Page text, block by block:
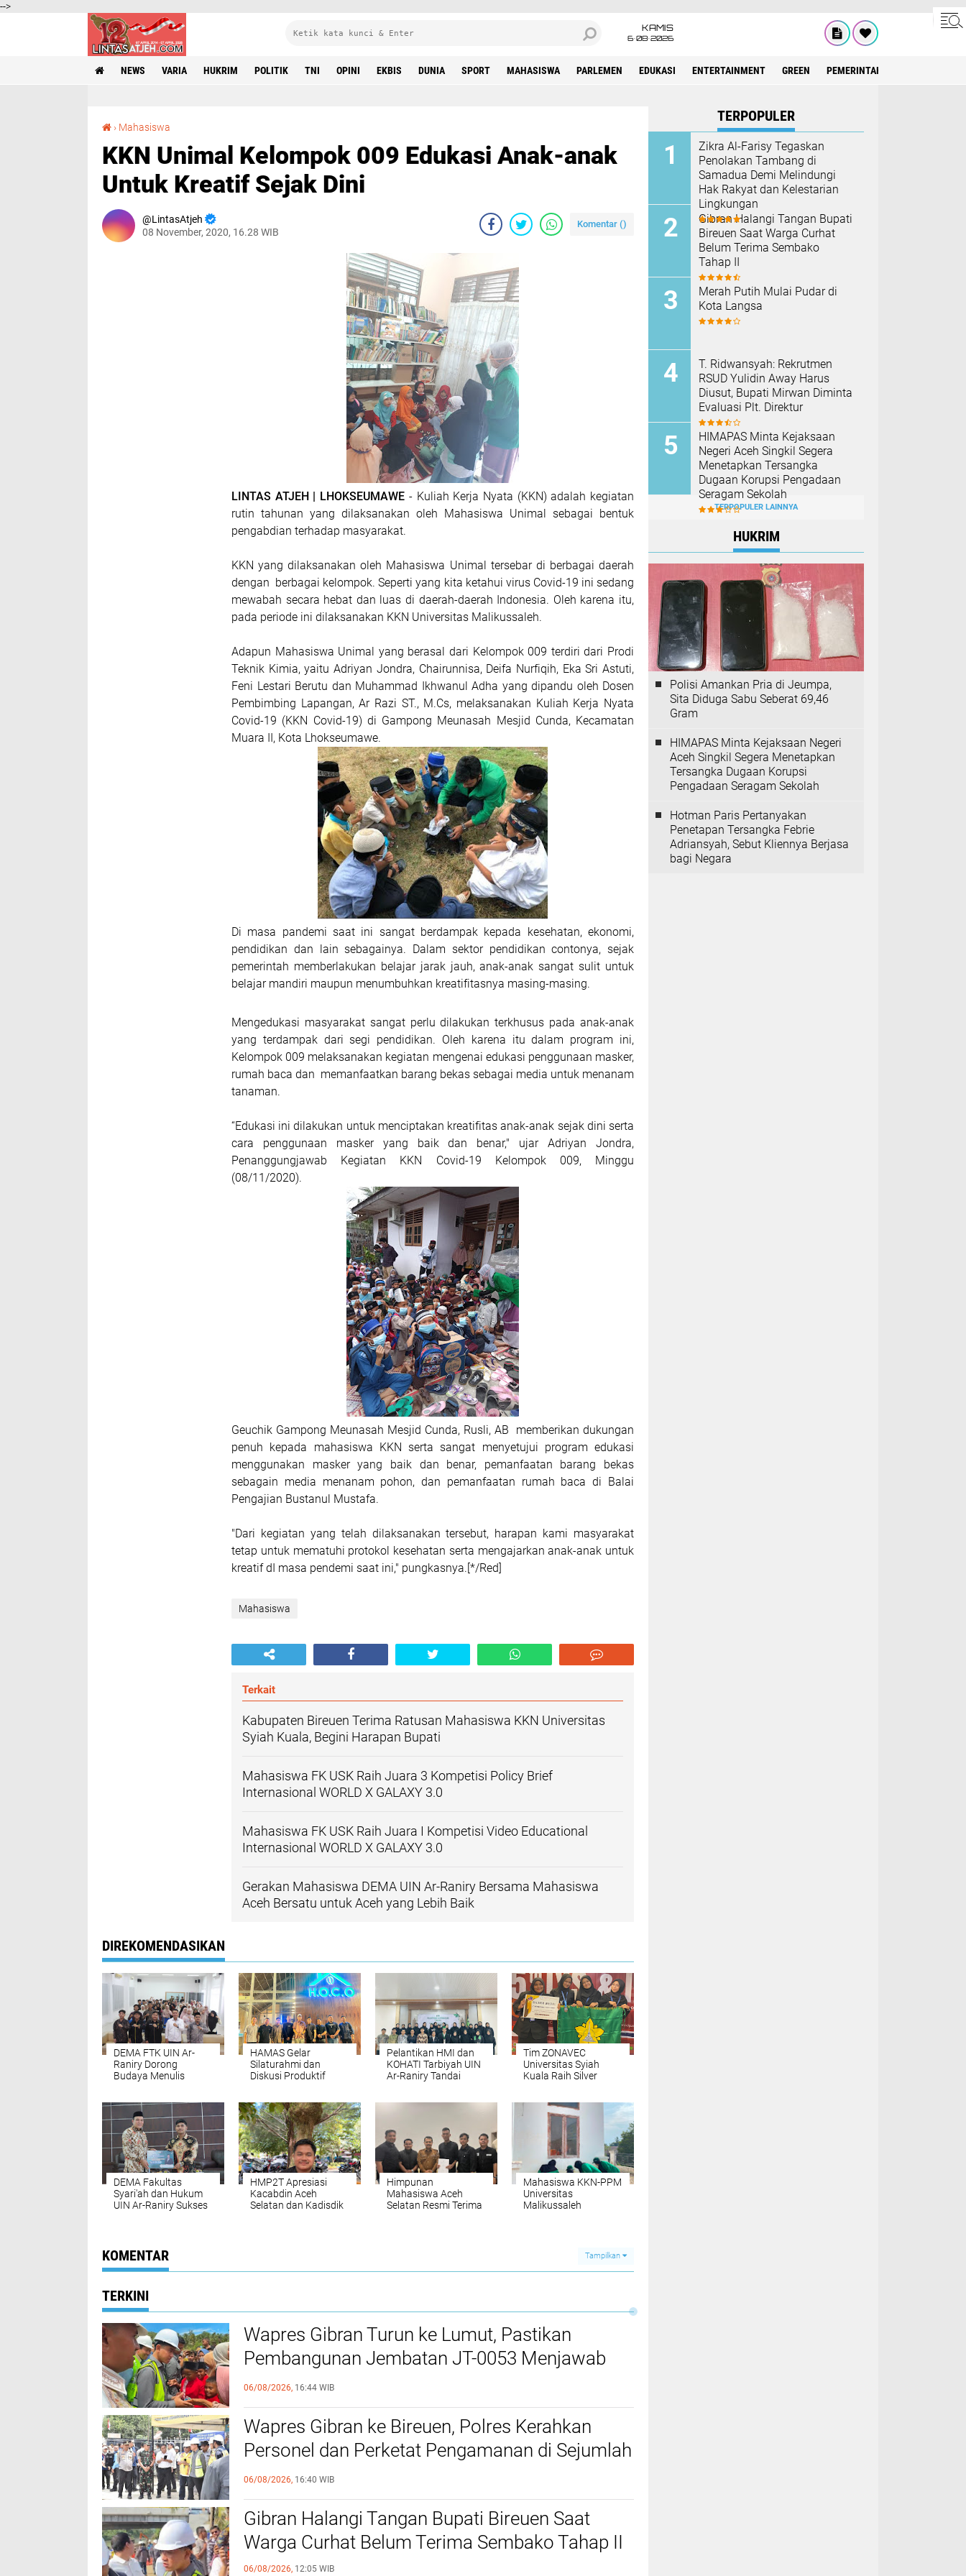
-->
KAMIS
6•08•2026
NEWS VARIA HUKRIM POLITIK TNI OPINI EKBIS DUNIA SPORT MAHASISWA PARLEMEN EDUKASI ENTERTAINMENT GREEN PEMERINTAH ACEH
› Mahasiswa
KKN Unimal Kelompok 009 Edukasi Anak-anak
Untuk Kreatif Sejak Dini
LintasAtjeh
08 November, 2020, 16.28 WIB
Komentar ()
LINTAS ATJEH | LHOKSEUMAWE - Kuliah Kerja Nyata (KKN) adalah kegiatan
rutin tahunan yang dilaksanakan oleh Mahasiswa Unimal sebagai bentuk
pengabdian terhadap masyarakat.
KKN yang dilaksanakan oleh Mahasiswa Unimal tersebar di berbagai daerah
dengan berbagai kelompok. Seperti yang kita ketahui virus Covid-19 ini sedang
mewabah secara hebat dan luas di daerah-daerah Indonesia. Oleh karena itu,
pada periode ini dilaksanakan KKN Universitas Malikussaleh.
Adapun Mahasiswa Unimal yang berasal dari Kelompok 009 terdiri dari Prodi
Teknik Kimia, yaitu Adriyan Jondra, Chairunnisa, Deifa Nurfiqih, Eka Sri Astuti,
Feni Lestari Berutu dan Muhammad Ikhwanul Adha yang dipandu oleh Dosen
Pembimbing Lapangan, Ar Razi ST., M.Cs, melaksanakan Kuliah Kerja Nyata
Covid-19 (KKN Covid-19) di Gampong Meunasah Mesjid Cunda, Kecamatan
Muara II, Kota Lhokseumawe.
Di masa pandemi saat ini sangat berdampak kepada kesehatan, ekonomi,
pendidikan dan lain sebagainya. Dalam sektor pendidikan contonya, sejak
pemerintah memberlakukan belajar jarak jauh, anak-anak sangat sulit untuk
belajar mandiri maupun menumbuhkan kreatifitasnya masing-masing.
Mengedukasi masyarakat sangat perlu dilakukan terkhusus pada anak-anak
yang terdampak dari segi pendidikan. Oleh karena itu dalam program ini,
Kelompok 009 melaksanakan kegiatan mengenai edukasi penggunaan masker,
rumah baca dan memanfaatkan barang bekas sebagai media untuk menanam
tanaman.
“Edukasi ini dilakukan untuk menciptakan kreatifitas anak-anak sejak dini serta
cara penggunaan masker yang baik dan benar," ujar Adriyan Jondra,
Penanggungjawab Kegiatan KKN Covid-19 Kelompok 009, Minggu
(08/11/2020).
Geuchik Gampong Meunasah Mesjid Cunda, Rusli, AB memberikan dukungan
penuh kepada mahasiswa KKN serta sangat menyetujui program edukasi
menggunakan masker yang baik dan benar, pemanfaatan barang bekas
sebagain media menanam pohon, dan pemanfaatan rumah baca di Balai
Pengajian Bustanul Mustafa.
"Dari kegiatan yang telah dilaksanakan tersebut, harapan kami masyarakat
tetap untuk mematuhi protokol kesehatan serta mengajarkan anak-anak untuk
kreatif dI masa pendemi saat ini," pungkasnya.[*/Red]
Mahasiswa
Terkait
Kabupaten Bireuen Terima Ratusan Mahasiswa KKN Universitas
Syiah Kuala, Begini Harapan Bupati
Mahasiswa FK USK Raih Juara 3 Kompetisi Policy Brief
Internasional WORLD X GALAXY 3.0
Mahasiswa FK USK Raih Juara I Kompetisi Video Educational
Internasional WORLD X GALAXY 3.0
Gerakan Mahasiswa DEMA UIN Ar-Raniry Bersama Mahasiswa
Aceh Bersatu untuk Aceh yang Lebih Baik
DIREKOMENDASIKAN
DEMA FTK UIN Ar-
Raniry Dorong
Budaya Menulis
HAMAS Gelar
Silaturahmi dan
Diskusi Produktif
Dibahas!
Pelantikan HMI dan
KOHATI Tarbiyah UIN
Ar-Raniry Tandai
Tim ZONAVEC
Universitas Syiah
Kuala Raih Silver
2026 di Malaysia
DEMA Fakultas
Syari'ah dan Hukum
UIN Ar-Raniry Sukses
HMP2T Apresiasi
Kacabdin Aceh
Selatan dan Kadisdik
Himpunan
Mahasiswa Aceh
Selatan Resmi Terima
Mahasiswa KKN-PPM
Universitas
Malikussaleh
Kantor Geuchik
Gampong Seuneubok
Drien
KOMENTAR Tampilkan
TERKINI
Wapres Gibran Turun ke Lumut, Pastikan
Pembangunan Jembatan JT-0053 Menjawab
Kebutuhan Warga
06/08/2026, 16:44 WIB
Wapres Gibran ke Bireuen, Polres Kerahkan
Personel dan Perketat Pengamanan di Sejumlah
Titik
06/08/2026, 16:40 WIB
Gibran Halangi Tangan Bupati Bireuen Saat
Warga Curhat Belum Terima Sembako Tahap II
06/08/2026, 12:05 WIB
TERPOPULER
Zikra Al-Farisy Tegaskan
Penolakan Tambang di
Samadua Demi Melindungi
Hak Rakyat dan Kelestarian
Lingkungan
Gibran Halangi Tangan Bupati
Bireuen Saat Warga Curhat
Belum Terima Sembako
Tahap II
Merah Putih Mulai Pudar di
Kota Langsa
T. Ridwansyah: Rekrutmen
RSUD Yulidin Away Harus
Diusut, Bupati Mirwan Diminta
Evaluasi Plt. Direktur
HIMAPAS Minta Kejaksaan
Negeri Aceh Singkil Segera
Menetapkan Tersangka
Dugaan Korupsi Pengadaan
Seragam Sekolah
TERPOPULER LAINNYA
HUKRIM
Polisi Amankan Pria di Jeumpa,
Sita Diduga Sabu Seberat 69,46
Gram
HIMAPAS Minta Kejaksaan Negeri
Aceh Singkil Segera Menetapkan
Tersangka Dugaan Korupsi
Pengadaan Seragam Sekolah
Hotman Paris Pertanyakan
Penetapan Tersangka Febrie
Adriansyah, Sebut Kliennya Berjasa
bagi Negara